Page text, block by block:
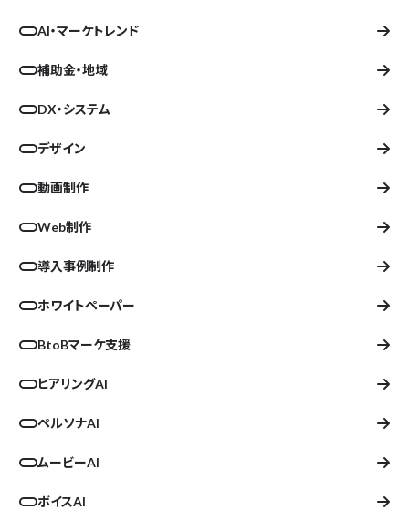
AI・マーケトレンド
補助金・地域
DX・システム
デザイン
動画制作
Web制作
導入事例制作
ホワイトペーパー
BtoBマーケ支援
ヒアリングAI
ペルソナAI
ムービーAI
ボイスAI